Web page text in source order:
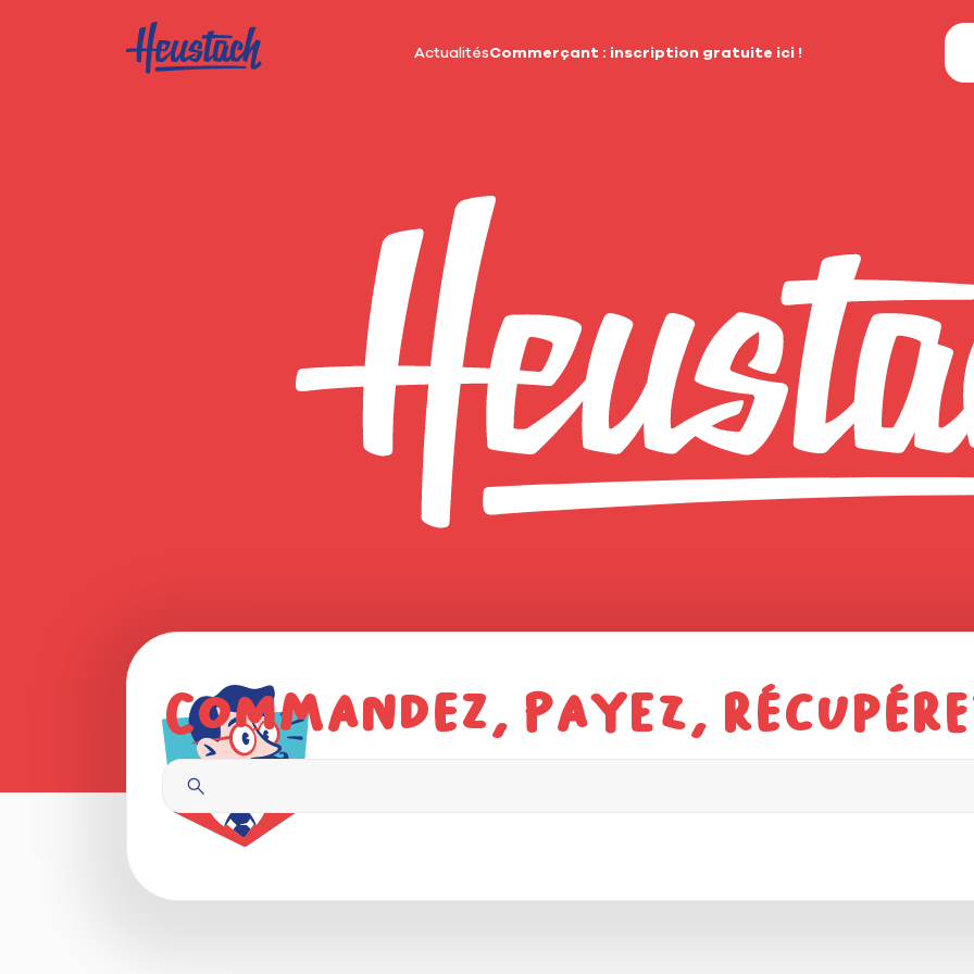
ActualitésCommerçant : inscription gratuite ici !
Commandez, payez,